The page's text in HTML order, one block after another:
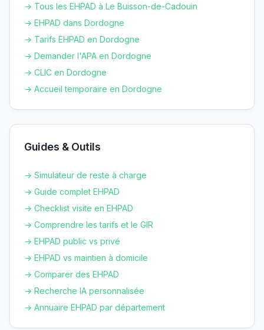
→ Tous les EHPAD à Le Buisson-de-Cadouin
→ EHPAD dans Dordogne
→ Tarifs EHPAD en Dordogne
→ Demander l'APA en Dordogne
→ CLIC en Dordogne
→ Accueil temporaire en Dordogne
Guides & Outils
→ Simulateur de reste à charge
→ Guide complet EHPAD
→ Checklist visite en EHPAD
→ Comprendre les tarifs et le GIR
→ EHPAD public vs privé
→ EHPAD vs maintien à domicile
→ Comparer des EHPAD
→ Recherche IA personnalisée
→ Annuaire EHPAD par département